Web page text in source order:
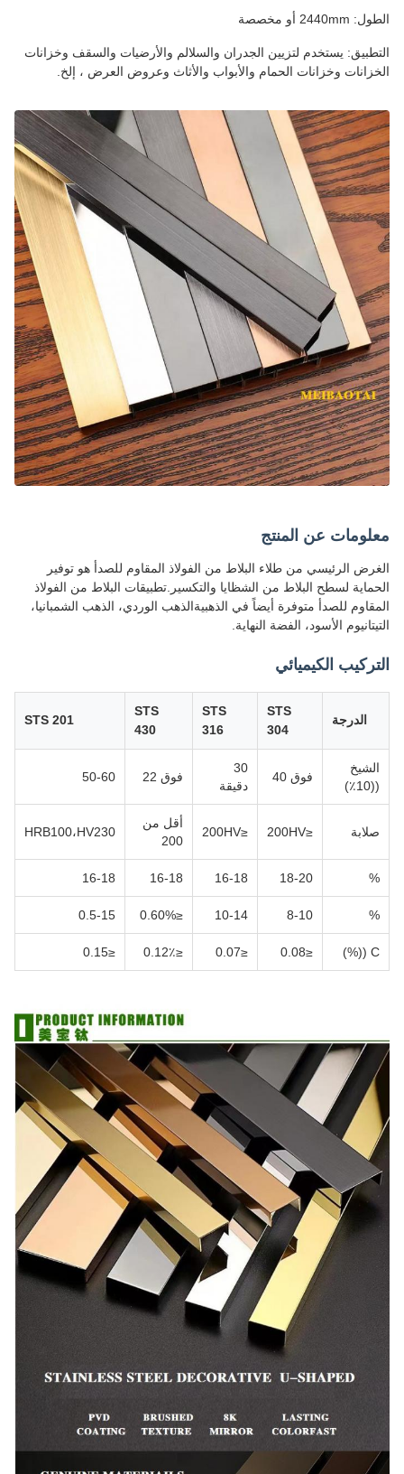
الطول: 2440mm أو مخصصة
التطبيق: يستخدم لتزيين الجدران والسلالم والأرضيات والسقف وخزانات
الخزانات وخزانات الحمام والأبواب والأثاث وعروض العرض ، إلخ.
معلومات عن المنتج
الغرض الرئيسي من طلاء البلاط من الفولاذ المقاوم للصدأ هو توفير
الحماية لسطح البلاط من الشظايا والتكسير.تطبيقات البلاط من الفولاذ
المقاوم للصدأ متوفرة أيضاً في الذهبيةالذهب الوردي، الذهب الشمبانيا،
التيتانيوم الأسود، الفضة النهاية.
التركيب الكيميائي
الدرجة
STS
304
STS
316
STS
430
STS 201
الشيخ
((10٪)
فوق 40
30
دقيقة
فوق 22 50-60
صلابة ≤200HV
≤200HV
أقل من
200
HRB100،HV230
%
18-20
16-18
16-18
16-18
%
8-10
10-14
≤0.60%
0.5-15
C ((%)
≤0.08
≤0.07 ≤0.12٪ ≤0.15